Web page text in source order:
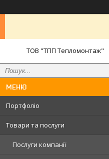
ТОВ "ТПП Тепломонтаж"
Портфоліо
Товари та послуги
Послуги компанії